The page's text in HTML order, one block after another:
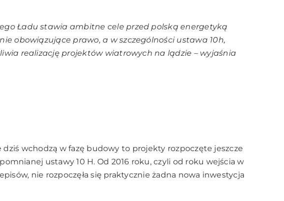
Ładu stawia ambitne cele przed polską energetyką
obowiązujące prawo, a w szczególności ustawa 10h,
realizację projektów wiatrowych na lądzie – wyjaśnia
wchodzą w fazę budowy to projekty rozpoczęte jeszcze
ustawy 10 H. Od 2016 roku, czyli od roku wejścia w
nie rozpoczęła się praktycznie żadna nowa inwestycja